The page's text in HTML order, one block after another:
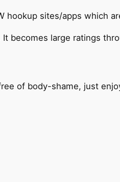
hookup sites/apps which
becomes large ratings
of body-shame, just